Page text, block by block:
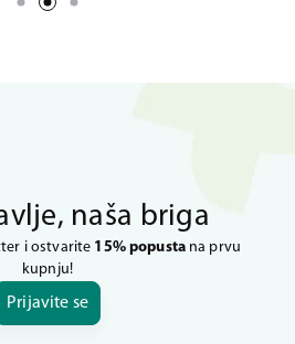
naša briga
i ostvarite 15% popustana prvu
kupnju!
Prijavite se